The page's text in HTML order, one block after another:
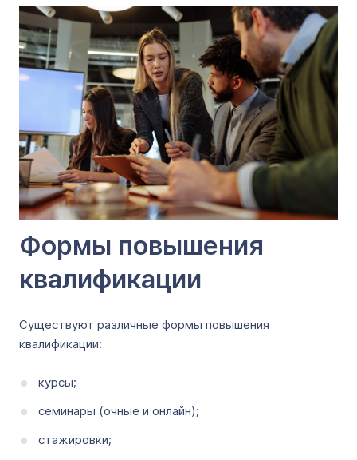
Формы повышения
квалификации
Существуют различные формы повышения
квалификации:
курсы;
семинары (очные и онлайн);
стажировки;